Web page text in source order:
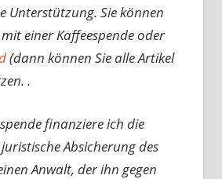
Unterstützung. Sie können
einer Kaffeespende oder
(dann können Sie alle Artikel
.
finanziere ich die
Absicherung des
Anwalt, der ihn gegen